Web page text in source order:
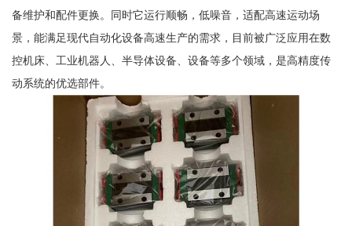
备维护和配件更换。同时它运行顺畅，低噪音，适配高速运动场
景，能满足现代自动化设备高速生产的需求，目前被广泛应用在数
控机床、工业机器人、半导体设备、设备等多个领域，是高精度传
动系统的优选部件。